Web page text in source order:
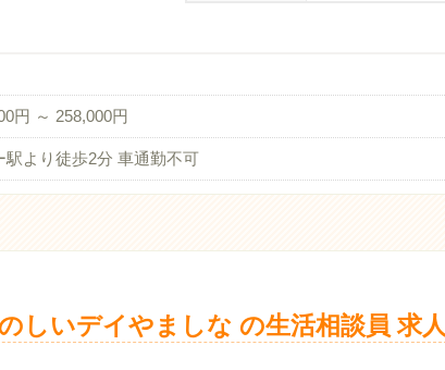
円 ～ 258,000円
駅より徒歩2分 車通勤不可
しいデイやましな の生活相談員 求人